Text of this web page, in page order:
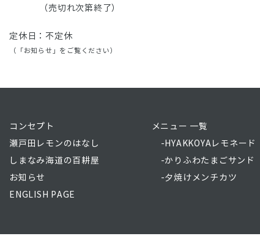
（売切れ次第終了）
定休日：不定休
（「お知らせ」をご覧ください）
コンセプト
瀬戸田レモンのはなし
しまなみ海道の百耕屋
お知らせ
ENGLISH PAGE
メニュー 一覧
-HYAKKOYAレモネード
-かりふわたまごサンド
-夕焼けメンチカツ